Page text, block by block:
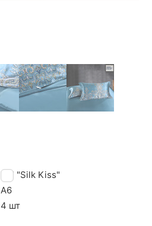
TM "Silk Kiss"
A6
4 шт